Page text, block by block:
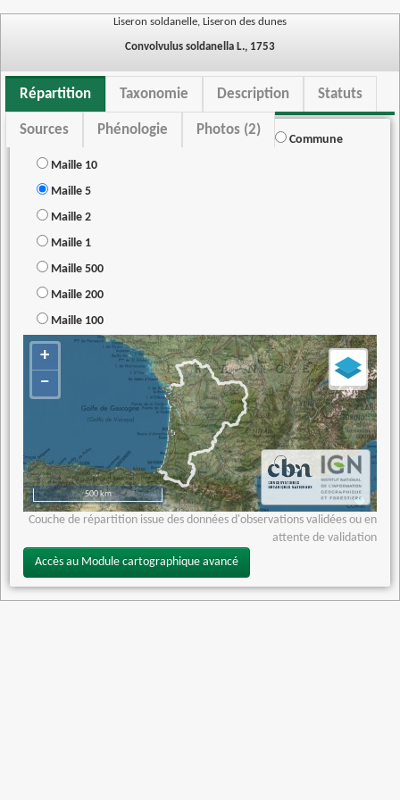
Liseron soldanelle, Liseron des dunes
Convolvulus soldanella L., 1753
Répartition Taxonomie Description Statuts
Sources Phénologie Photos (2)
Commune
Maille 10
Maille 5
Maille 2
Maille 1
Maille 500
Maille 200
Maille 100
+
−
500 km
Couche de répartition issue des données d'observations validées ou en
attente de validation
Accès au Module cartographique avancé